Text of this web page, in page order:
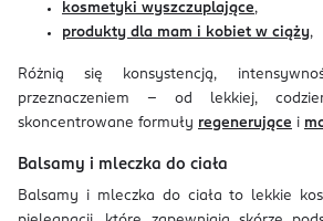
kosmetyki wyszczuplające,
produkty dla mam i kobiet w ciąży,
Różnią się konsystencją,
przeznaczeniem – od lekkiej,
skoncentrowane formuły regenerujące i
Balsamy i mleczka do ciała
Balsamy i mleczka do ciała to lekkie